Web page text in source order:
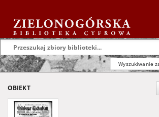
Wyszukiwanie
OBIEKT